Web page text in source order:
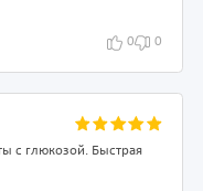
0 0
с глюкозой. Быстрая